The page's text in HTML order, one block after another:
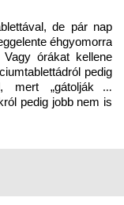
de pár nap
éhgyomorra
órákat kellene
pedig
mert „gátolják a
pedig jobb nem is